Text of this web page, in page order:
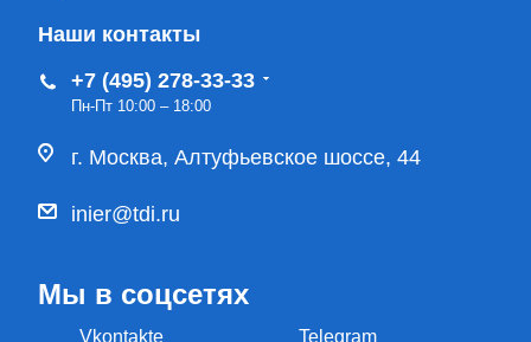
Наши контакты
+7 (495) 278-33-33
Пн-Пт 10:00 – 18:00
г. Москва, Алтуфьевское шоссе, 44
inier@tdi.ru
Мы в соцсетях
Vkontakte Telegram